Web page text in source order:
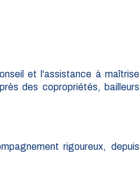
et l'assistance à maîtrise
des copropriétés, bailleurs
rigoureux, depuis